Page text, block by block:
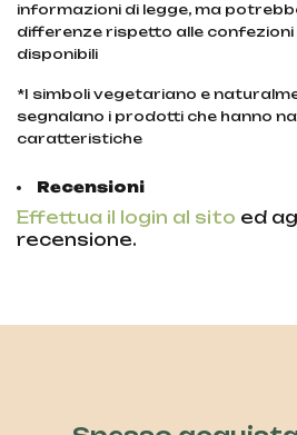
informazioni di legge, ma
differenze rispetto alle
disponibili
*I simboli vegetariano e
segnalano i prodotti che hanno
caratteristiche
Recensioni
Effettua il login al sito ed
recensione.